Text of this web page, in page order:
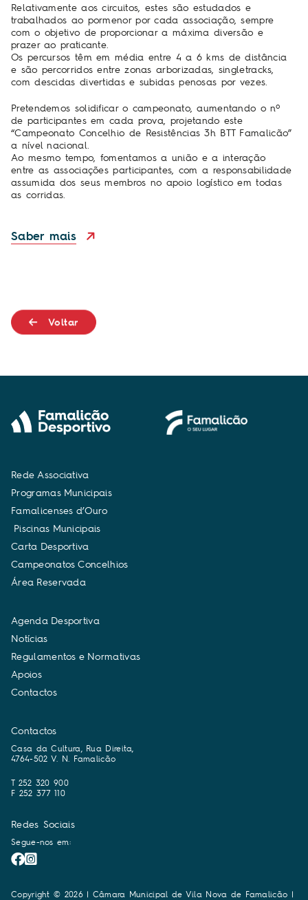
Relativamente aos circuitos, estes são estudados e
trabalhados ao pormenor por cada associação, sempre
com o objetivo de proporcionar a máxima diversão e
prazer ao praticante.
Os percursos têm em média entre 4 a 6 kms de distância
e são percorridos entre zonas arborizadas, singletracks,
com descidas divertidas e subidas penosas por vezes.
Pretendemos solidificar o campeonato, aumentando o nº
de participantes em cada prova, projetando este
“Campeonato Concelhio de Resistências 3h BTT Famalicão”
a nível nacional.
Ao mesmo tempo, fomentamos a união e a interação
entre as associações participantes, com a responsabilidade
assumida dos seus membros no apoio logístico em todas
as corridas.
Saber mais
Voltar
Rede Associativa
Programas Municipais
Famalicenses d’Ouro
Piscinas Municipais
Carta Desportiva
Campeonatos Concelhios
Área Reservada
Agenda Desportiva
Notícias
Regulamentos e Normativas
Apoios
Contactos
Contactos
Casa da Cultura, Rua Direita,
4764-502 V. N. Famalicão
T 252 320 900
F 252 377 110
Redes Sociais
Segue-nos em:
Copyright © 2026 | Câmara Municipal de Vila Nova de Famalicão |